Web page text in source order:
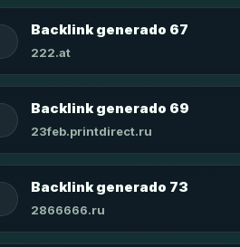
Backlink generado 67
222.at
Backlink generado 69
23feb.printdirect.ru
Backlink generado 73
2866666.ru